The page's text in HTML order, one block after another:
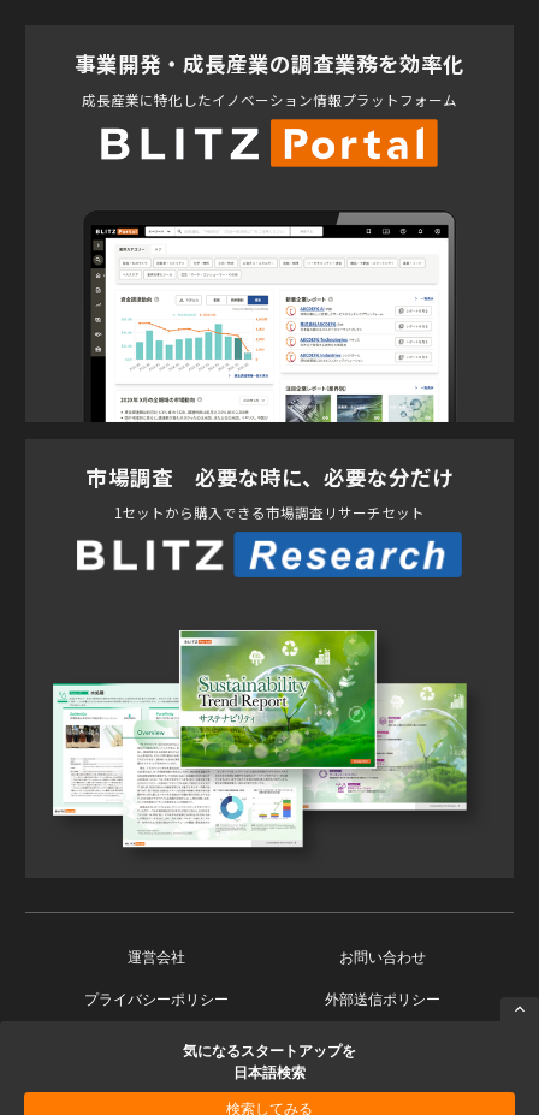
事業開発・成長産業の調査業務を効率化
成長産業に特化したイノベーション情報プラットフォーム
市場調査 必要な時に、必要な分だけ
1セットから購入できる市場調査リサーチセット
運営会社 お問い合わせ
プライバシーポリシー 外部送信ポリシー
Copyright © 2026 Ishin Co., Ltd. All Rights Reserved.
気になるスタートアップを
日本語検索
検索してみる